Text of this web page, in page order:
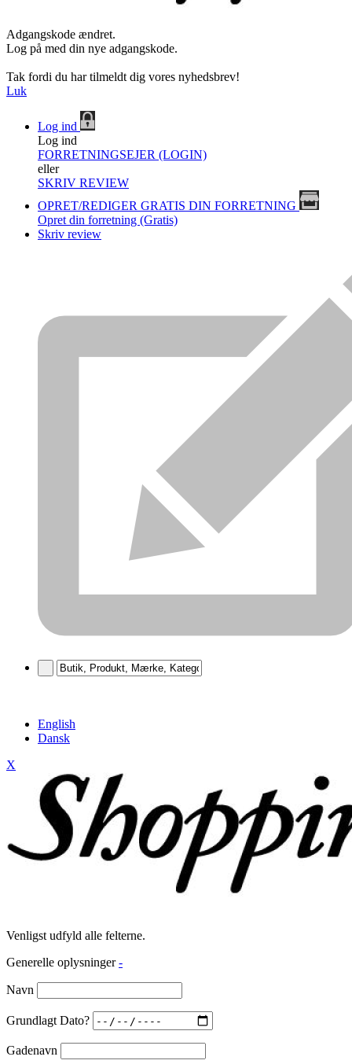
Adgangskode ændret.
Log på med din nye adgangskode.
Tak fordi du har tilmeldt dig vores nyhedsbrev!
Luk
Log ind
Log ind
FORRETNINGSEJER (LOGIN)
eller
SKRIV REVIEW
OPRET/REDIGER GRATIS DIN FORRETNING
Opret din forretning (Gratis)
Skriv review
English
Dansk
X
Venligst udfyld alle felterne.
Generelle oplysninger -
Navn
Grundlagt Dato?
Gadenavn